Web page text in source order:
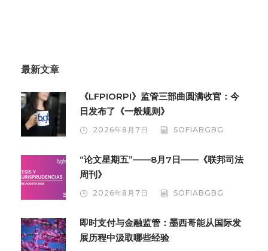
最新文章
《LFPIORPI》监管三部曲圆满收官：今
日发布了《一般规则》
2026年8月7日 SOFIABGBG
“论文星期五”——8月7日——《联邦司法
周刊》
2026年8月7日 SOFIABGBG
即时支付与金融监管：墨西哥能从国际发
展历程中汲取哪些经验